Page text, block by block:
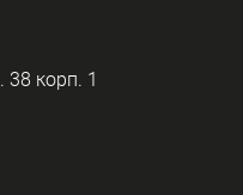
корп. 1